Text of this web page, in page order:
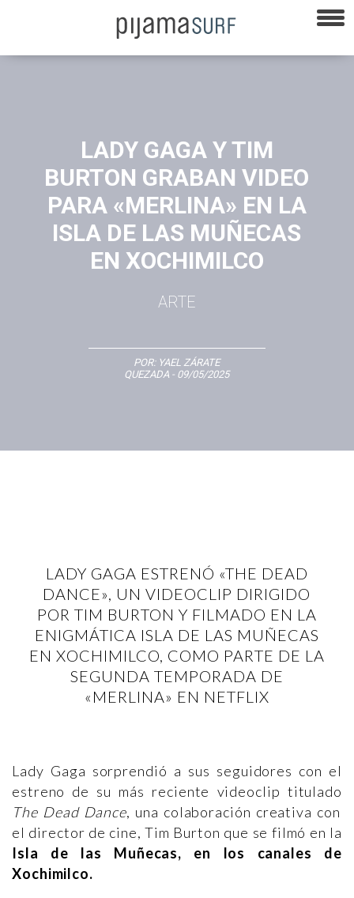
LADY GAGA Y TIM
BURTON GRABAN VIDEO
PARA «MERLINA» EN LA
ISLA DE LAS MUÑECAS
EN XOCHIMILCO
ARTE
POR: YAEL ZÁRATE
QUEZADA - 09/05/2025
LADY GAGA ESTRENÓ «THE DEAD
DANCE», UN VIDEOCLIP DIRIGIDO
POR TIM BURTON Y FILMADO EN LA
ENIGMÁTICA ISLA DE LAS MUÑECAS
EN XOCHIMILCO, COMO PARTE DE LA
SEGUNDA TEMPORADA DE
«MERLINA» EN NETFLIX
Lady Gaga sorprendió a sus seguidores con el
estreno de su más reciente videoclip titulado
The Dead Dance, una colaboración creativa con
el director de cine, Tim Burton que se filmó en la
Isla de las Muñecas, en los canales de
Xochimilco.